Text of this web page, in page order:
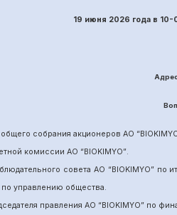
19 июня 2026 года в 10-
общего собрания акционеров АО “
комиссии АО “BIOKIMYO”.
совета АО “BIOKIMYO”по
по управлению общества.
правления АО “BIOKIMYO”по